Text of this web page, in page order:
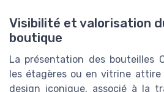
Visibilité et valorisation
boutique
La présentation des bouteilles
les étagères ou en vitrine
design iconique, associé à la